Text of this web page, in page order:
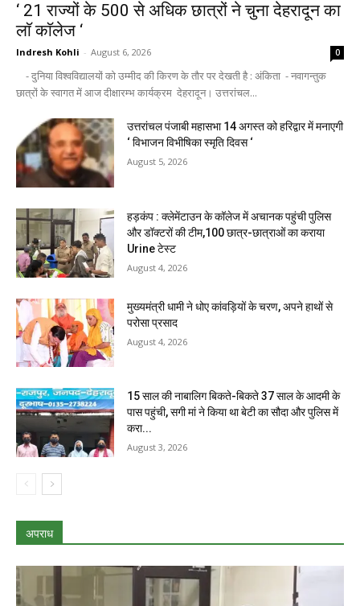
‘ 21 राज्यों के 500 से अधिक छात्रों ने चुना देहरादून का
लाॅ काॅलेज ‘
Indresh Kohli - August 6, 2026 0
- दुनिया विश्वविद्यालयों को उम्मीद की किरण के तौर पर देखती है : अंकिता - नवागन्तुक
छात्रों के स्वागत में आज दीक्षारम्भ कार्यक्रम देहरादून। उत्तरांचल...
उत्तरांचल पंजाबी महासभा 14 अगस्त को हरिद्वार में मनाएगी
‘ विभाजन विभीषिका स्मृति दिवस ‘
August 5, 2026
हड़कंप : क्लेमेंटाउन के कॉलेज में अचानक पहुंची पुलिस
और डॉक्टरों की टीम,100 छात्र-छात्राओं का कराया
Urine टेस्ट
August 4, 2026
मुख्यमंत्री धामी ने धोए कांवड़ियों के चरण, अपने हाथों से
परोसा प्रसाद
August 4, 2026
15 साल की नाबालिग बिकते-बिकते 37 साल के आदमी के
पास पहुंची, सगी मां ने किया था बेटी का सौदा और पुलिस में
करा...
August 3, 2026
अपराध